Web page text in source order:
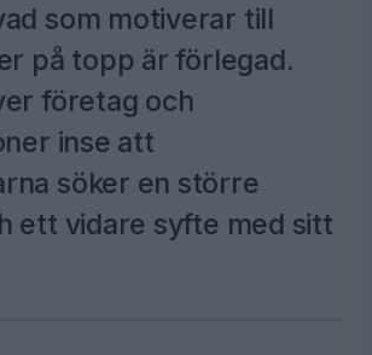
som motiverar till
på topp är förlegad.
företag och
inse att
söker en större
ett vidare syfte med sitt